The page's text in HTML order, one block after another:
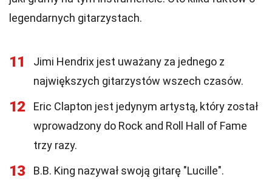
legendarnych gitarzystach.
11
Jimi Hendrix jest uważany za jednego z
największych gitarzystów wszech czasów.
12
Eric Clapton jest jedynym artystą, który został
wprowadzony do Rock and Roll Hall of Fame
trzy razy.
13 B.B. King nazywał swoją gitarę "Lucille".